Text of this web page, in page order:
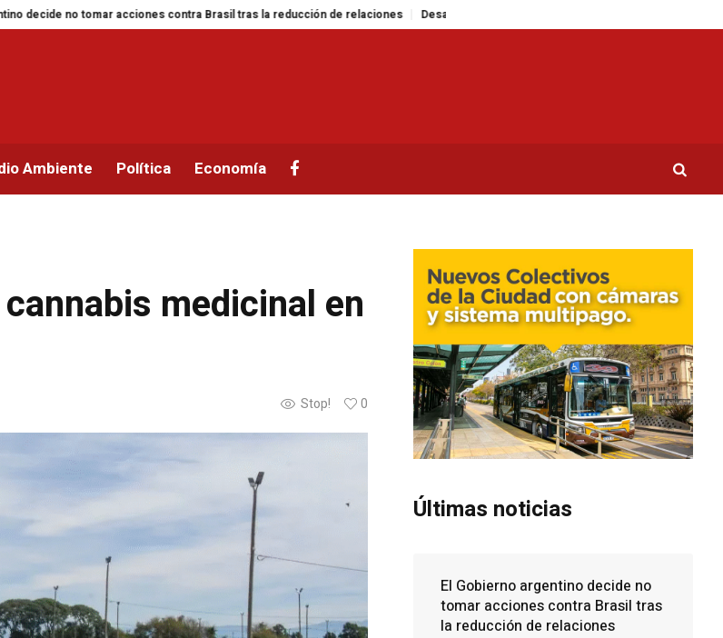
acciones contra Brasil tras la reducción de relaciones Desastre ambiental en la Isla Marion: un experimento fallido con gatos
Ambiente Política Economía
medicinal en
Stop! 0
Últimas noticias
El Gobierno argentino decide no
tomar acciones contra Brasil tras
la reducción de relaciones